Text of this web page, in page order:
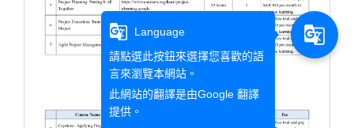
g_translate
Language
請點選此按鈕來選擇您喜歡的語
言來瀏覽本網站。
此網站的翻譯是由Google 翻譯
提供。
g_translate